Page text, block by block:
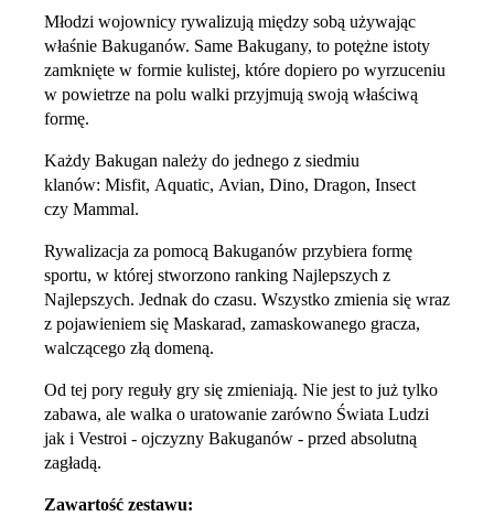
Młodzi wojownicy rywalizują między sobą używając
właśnie Bakuganów. Same Bakugany, to potężne istoty
zamknięte w formie kulistej, które dopiero po wyrzuceniu
w powietrze na polu walki przyjmują swoją właściwą
formę.
Każdy Bakugan należy do jednego z siedmiu
klanów: Misfit, Aquatic, Avian, Dino, Dragon, Insect
czy Mammal.
Rywalizacja za pomocą Bakuganów przybiera formę
sportu, w której stworzono ranking Najlepszych z
Najlepszych. Jednak do czasu. Wszystko zmienia się wraz
z pojawieniem się Maskarad, zamaskowanego gracza,
walczącego złą domeną.
Od tej pory reguły gry się zmieniają. Nie jest to już tylko
zabawa, ale walka o uratowanie zarówno Świata Ludzi
jak i Vestroi - ojczyzny Bakuganów - przed absolutną
zagładą.
Zawartość zestawu: